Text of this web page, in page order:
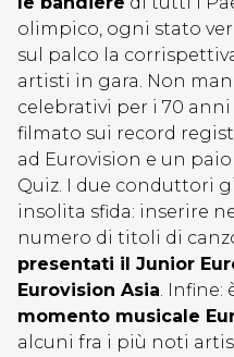
olimpico, ogni stato
sul palco la
artisti in gara. Non
celebrativi per i 70 anni
filmato sui record
ad Eurovision e un
Quiz. I due conduttori
insolita sfida: inserire
numero di titoli di
presentati il Junior
Eurovision Asia. Infine:
momento musicale
alcuni fra i più noti